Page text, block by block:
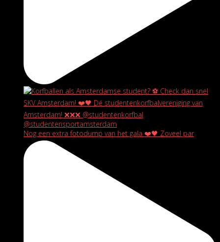
Nog een extra fotodump van het gala ❤️🖤 Zoveel par